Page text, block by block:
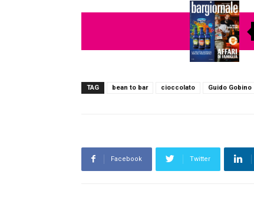
TAG bean to bar cioccolato Guido Gobino
Facebook Twitter